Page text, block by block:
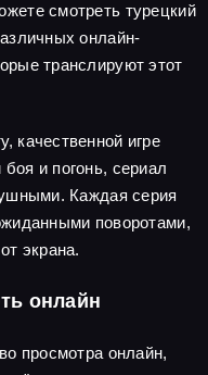
смотреть турецкий
онлайн-
транслируют этот
качественной игре
и погонь, сериал
Каждая серия
поворотами,
экрана.
онлайн
просмотра онлайн,